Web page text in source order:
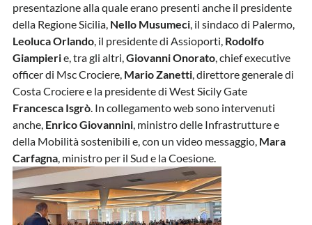
presentazione alla quale erano presenti anche il presidente
della Regione Sicilia,Nello Musumeci, il sindaco di Palermo,
Leoluca Orlando, il presidente di Assioporti,Rodolfo
Giampierie, tra gli altri,Giovanni Onorato, chief executive
officer di Msc Crociere,Mario Zanetti, direttore generale di
Costa Crociere e la presidente di West Sicily Gate
Francesca Isgrò. In collegamento web sono intervenuti
anche, Enrico Giovannini, ministro delle Infrastrutture e
della Mobilità sostenibili e, con un video messaggio, Mara
Carfagna, ministro per il Sud e la Coesione.